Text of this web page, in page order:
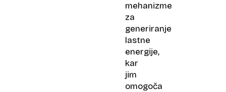
mehanizme
za
generiranje
lastne
energije,
kar
jim
omogoča